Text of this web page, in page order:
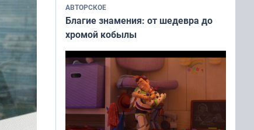
АВТОРСКОЕ
Благие знамения: от шедевра до
хромой кобылы